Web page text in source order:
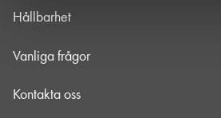
Hållbarhet
Vanliga frågor
Kontakta oss